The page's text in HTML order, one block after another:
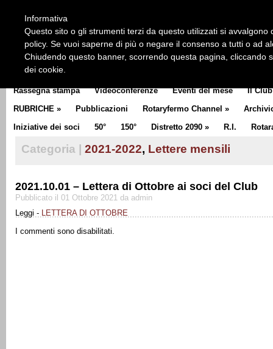
CLUB COMMUNICATOR
Rassegna stampa Videoconferenze Eventi del mese Il Club
RUBRICHE » Pubblicazioni Rotaryfermo Channel »
Iniziative dei soci
50° 150° Distretto 2090 » R.I.
Categoria | 2021-2022, Lettere mensili
2021.10.01 – Lettera di Ottobre ai soci del Club
Pubblicato il 01 Ottobre 2021 da admin
Leggi - LETTERA DI OTTOBRE
I commenti sono disabilitati.
Informativa
Questo sito o gli strumenti terzi da questo utilizzati si
policy. Se vuoi saperne di più o negare il consenso a tutti o ad
Chiudendo questo banner, scorrendo questa pagina, cliccando
dei cookie.